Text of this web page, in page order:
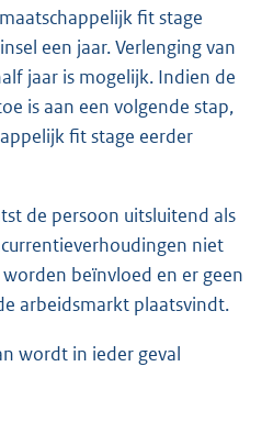
fit stage
een jaar. Verlenging van
jaar is mogelijk. Indien de
is aan een volgende stap,
fit stage eerder
de persoon uitsluitend als
niet
beïnvloed en er geen
arbeidsmarkt plaatsvindt.
wordt in ieder geval